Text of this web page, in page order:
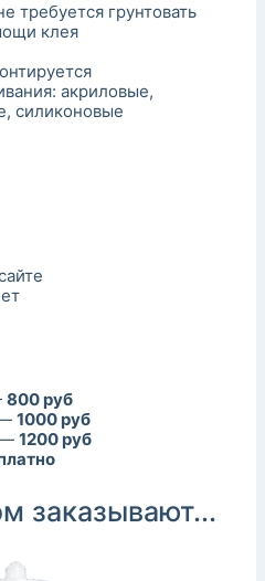
требуется грунтовать
клея
акриловые,
силиконовые
800 руб
1000 руб
— 1200 руб
заказывают...